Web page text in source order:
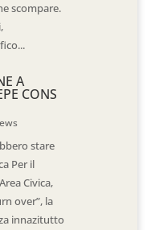
scompare.
A
CONS
stare
Per il
Civica,
over”, la
innazitutto